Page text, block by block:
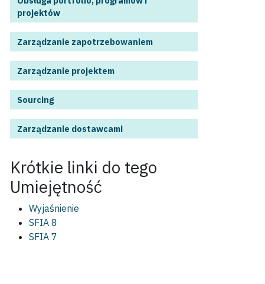
projektów
Zarządzanie zapotrzebowaniem
Zarządzanie projektem
Sourcing
Zarządzanie dostawcami
Krótkie linki do tego
Umiejętność
Wyjaśnienie
SFIA 8
SFIA 7